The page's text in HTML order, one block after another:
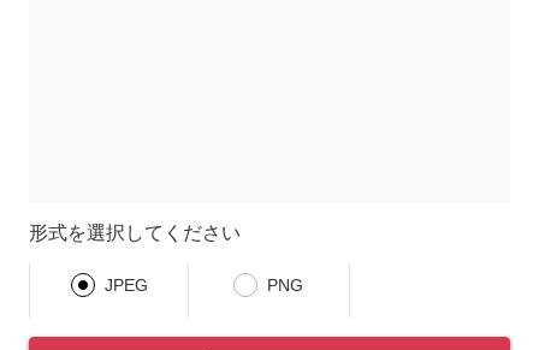
形式を選択してください
JPEG PNG